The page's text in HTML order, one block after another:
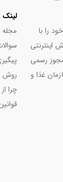
را با
اینترنتی
رسمی
غذا و
روش
چرا